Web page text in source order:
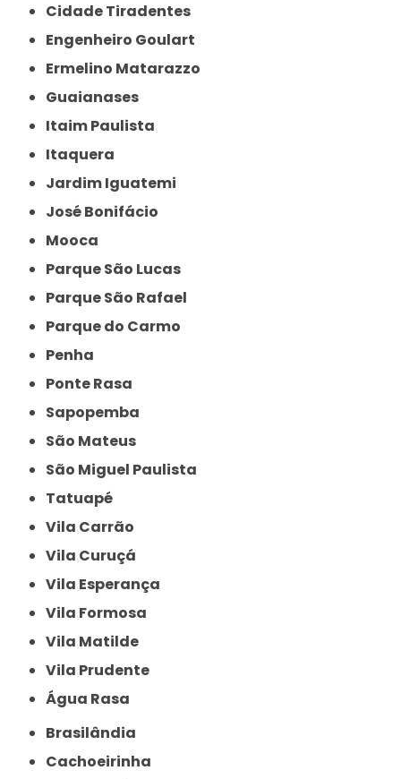
Cidade Tiradentes
Engenheiro Goulart
Ermelino Matarazzo
Guaianases
Itaim Paulista
Itaquera
Jardim Iguatemi
José Bonifácio
Mooca
Parque São Lucas
Parque São Rafael
Parque do Carmo
Penha
Ponte Rasa
Sapopemba
São Mateus
São Miguel Paulista
Tatuapé
Vila Carrão
Vila Curuçá
Vila Esperança
Vila Formosa
Vila Matilde
Vila Prudente
Água Rasa
Brasilândia
Cachoeirinha